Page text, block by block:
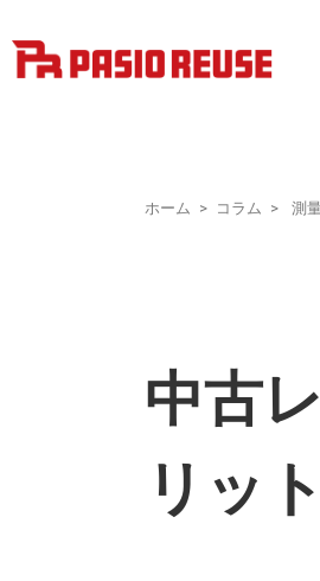
ホーム コラム 測
中古
リット